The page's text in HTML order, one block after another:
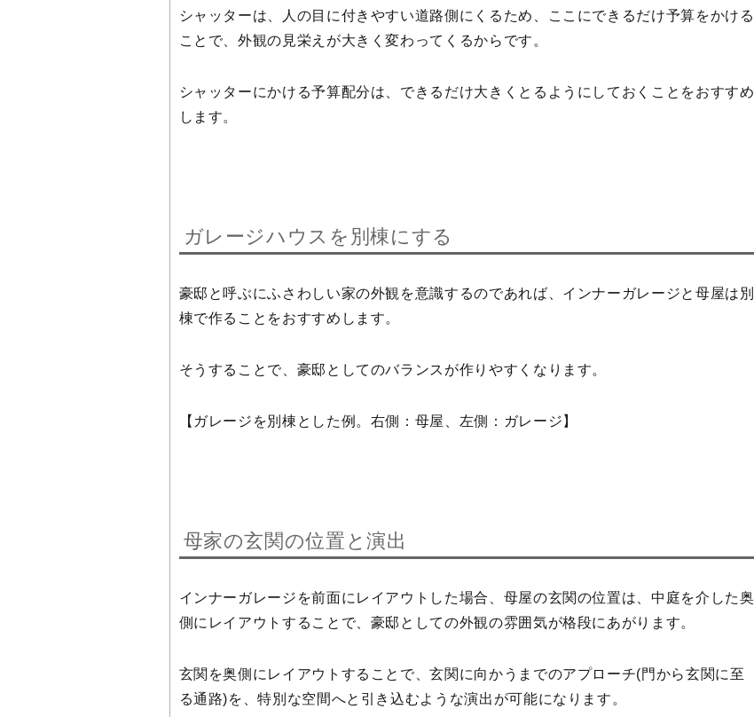
シャッターは、人の目に付きやすい道路側にくるため、ここにできるだけ予算をかける
ことで、外観の見栄えが大きく変わってくるからです。
シャッターにかける予算配分は、できるだけ大きくとるようにしておくことをおすすめ
します。
ガレージハウスを別棟にする
豪邸と呼ぶにふさわしい家の外観を意識するのであれば、インナーガレージと母屋は別
棟で作ることをおすすめします。
そうすることで、豪邸としてのバランスが作りやすくなります。
【ガレージを別棟とした例。右側：母屋、左側：ガレージ】
母家の玄関の位置と演出
インナーガレージを前面にレイアウトした場合、母屋の玄関の位置は、中庭を介した奥
側にレイアウトすることで、豪邸としての外観の雰囲気が格段にあがります。
玄関を奥側にレイアウトすることで、玄関に向かうまでのアプローチ(門から玄関に至
る通路)を、特別な空間へと引き込むような演出が可能になります。